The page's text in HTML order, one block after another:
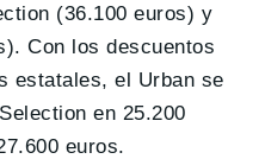
(36.100 euros) y
Con los descuentos
estatales, el Urban se
en 25.200
euros.